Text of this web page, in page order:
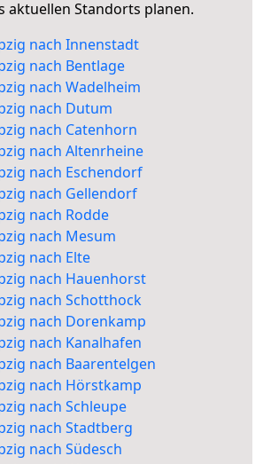
aktuellen Standorts planen.
nach Innenstadt
nach Bentlage
nach Wadelheim
nach Dutum
nach Catenhorn
nach Altenrheine
nach Eschendorf
nach Gellendorf
nach Rodde
nach Mesum
nach Elte
nach Hauenhorst
nach Schotthock
nach Dorenkamp
nach Kanalhafen
nach Baarentelgen
nach Hörstkamp
nach Schleupe
nach Stadtberg
nach Südesch